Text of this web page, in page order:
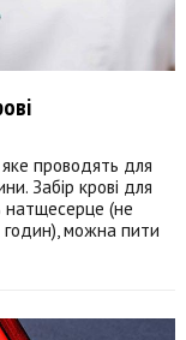
яке проводять для
Забір крові для
натщесерце (не
можна пити